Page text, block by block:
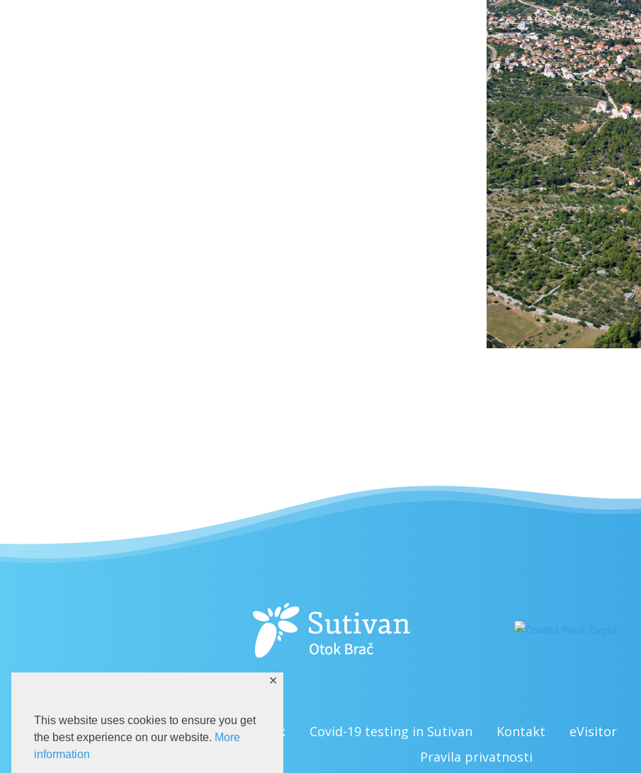
This website uses cookies to ensure you get
the best experience on our website. More
information
✕
Dolazak Covid-19 testing in Sutivan Kontakt eVisitor
Pravila privatnosti